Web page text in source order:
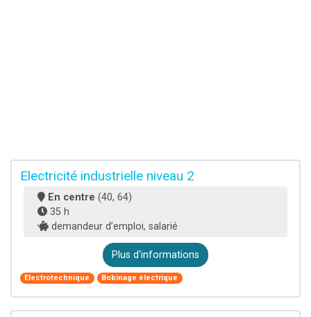
Electricité industrielle niveau 2
En centre (40, 64)
35 h
demandeur d’emploi, salarié
Plus d'informations
Electrotechnique Bobinage électrique